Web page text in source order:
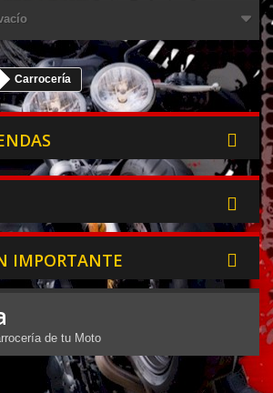
Carrocería
IMPORTANTE
de tu Moto